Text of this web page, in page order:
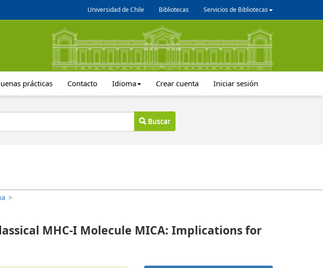
Universidad de Chile Bibliotecas Servicios de Bibliotecas
prácticas Contacto Idioma Crear cuenta Iniciar sesión
Buscar
>
MHC-I Molecule MICA: Implications for